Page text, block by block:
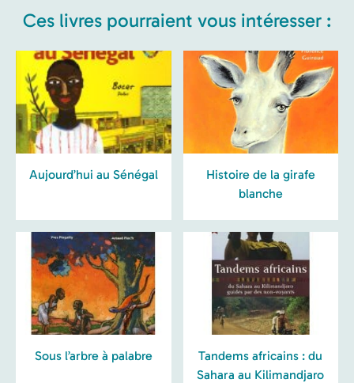
Ces livres pourraient vous intéresser :
Aujourd’hui au Sénégal
Histoire de la girafe
blanche
Sous l’arbre à palabre
Tandems africains : du
Sahara au Kilimandjaro